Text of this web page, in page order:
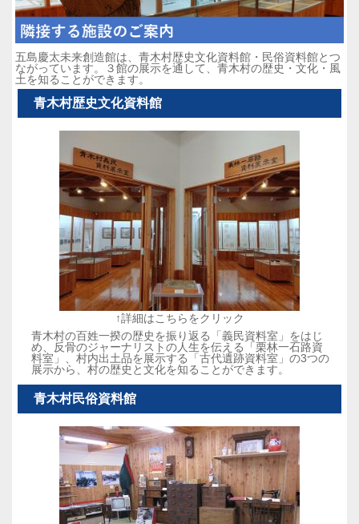
五島慶太未来創造館は、青木村歴史文化資料館・民俗資料館とつ
ながっています。３館の展示を通して、青木村の歴史・文化・風
土を知ることができます。
青木村歴史文化資料館
↑詳細はこちらをクリック
青木村の百姓一揆の歴史を振り返る「義民資料室」をはじ
め、反骨のジャーナリストの人生を伝える「栗林一石路資
料室」、村内出土品を展示する「古代遺跡資料室」の3つの
展示から、村の歴史と文化を知ることができます。
青木村民俗資料館